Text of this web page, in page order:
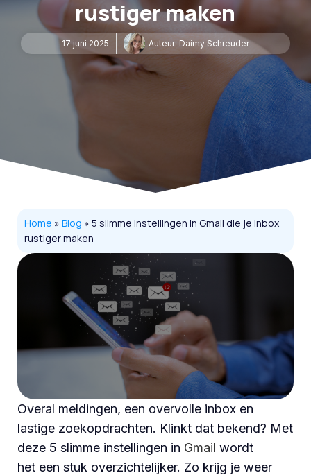
rustiger maken
17 juni 2025 Auteur: Daimy Schreuder
Home » Blog » 5 slimme instellingen in Gmail die je inbox
rustiger maken
Overal meldingen, een overvolle inbox en
lastige zoekopdrachten. Klinkt dat bekend? Met
deze 5 slimme instellingen in Gmail wordt
het een stuk overzichtelijker. Zo krijg je weer